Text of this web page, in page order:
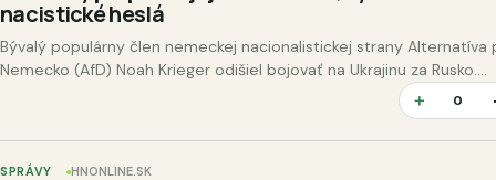
nacistické heslá
Bývalý populárny člen nemeckej nacionalistickej strany Alternatíva
Nemecko (AfD) Noah Krieger odišiel bojovať na Ukrajinu za Rusko.
Založil tam dokonca aj čisto nemecký prápor, pričom…
＋ 0
SPRÁVY HNONLINE.SK